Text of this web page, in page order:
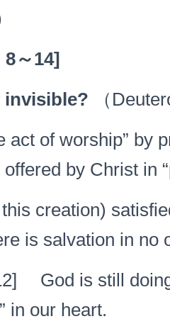
8～14]
invisible?
（
of worship” by
by Christ in
creation)
is salvation in no
God is still
in our heart.